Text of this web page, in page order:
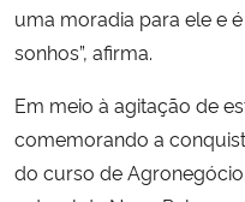
uma moradia para ele e
sonhos”, afirma.
Em meio à agitação de
comemorando a
do curso de